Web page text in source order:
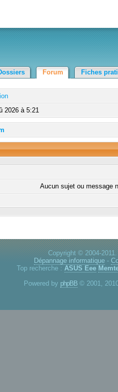
Forum Fiches
2026 à 5:21
Aucun sujet ou message
Copyright © 2004-
Dépannage informatique -
Top recherche : ASUS Eee
Powered by phpBB © 2001,